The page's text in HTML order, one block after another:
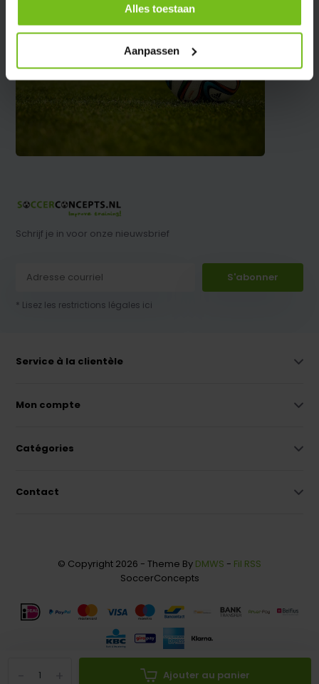
Alles toestaan
Aanpassen
Ajouter au panier
Schrijf je in voor onze nieuwsbrief
S'abonner
* Lisez les restrictions légales ici
Service à la clientèle
Mon compte
Catégories
Contact
© Copyright 2026 - Theme By DMWS - Fil RSS
SoccerConcepts